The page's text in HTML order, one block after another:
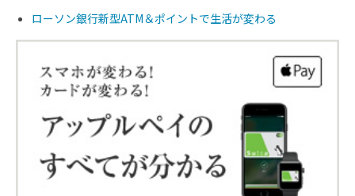
ローソン銀行新型ATM＆ポイントで生活が変わる